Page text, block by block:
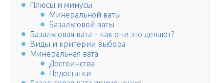
Плюсы и минусы
Минеральной ваты
Базальтовой ваты
Базальтовая вата – как они это делают?
Виды и критерии выбора
Минеральная вата
Достоинства
Недостатки